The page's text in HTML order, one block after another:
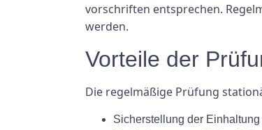
vorschriften entsprechen.
werden.
Vorteile der
Die regelmäßige Prüfung
Sicherstellung der